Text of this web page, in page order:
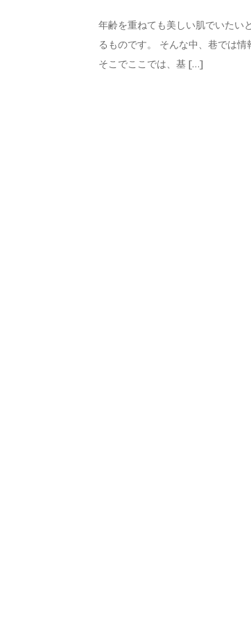
年齢を重ねても美しい肌でいたい
るものです。 そんな中、巷では
そこでここでは、基 […]